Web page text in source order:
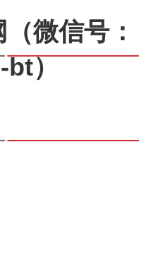
（微信号：
）